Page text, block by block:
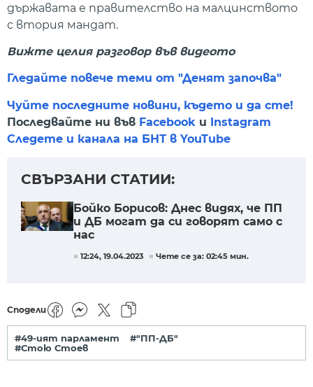
държавата е правителство на малцинството
с втория мандат.
Вижте целия разговор във видеото
Гледайте повече теми от "Денят започва"
Чуйте последните новини, където и да сте!
Последвайте ни във Facebook и Instagram
Следете и канала на БНТ в YouTube
СВЪРЗАНИ СТАТИИ:
Бойко Борисов: Днес видях, че ПП
и ДБ могат да си говорят само с
нас
12:24, 19.04.2023 Чете се за: 02:45 мин.
Сподели
#49-ият парламент
#"ПП-ДБ"
#Стою Стоев